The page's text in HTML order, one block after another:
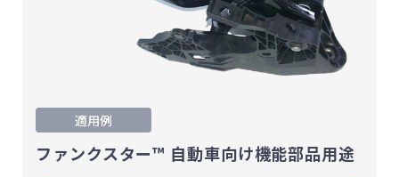
適用例
ファンクスター™ 自動車向け機能部品用途